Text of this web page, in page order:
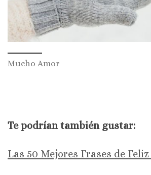
Mucho Amor
Te podrían también gustar:
Las 50 Mejores Frases de